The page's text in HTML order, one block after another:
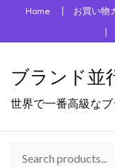
Home お買い物
ブランド並
世界で一番高級なブ